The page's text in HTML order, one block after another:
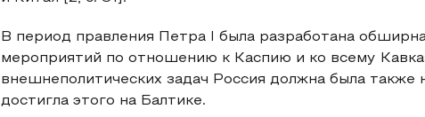
В период правления Петра I была разработана
мероприятий по отношению к Каспию и ко всему
внешнеполитических задач Россия должна была также
достигла этого на Балтике.